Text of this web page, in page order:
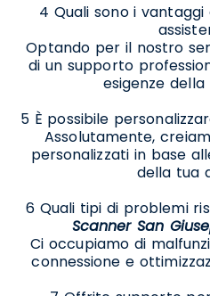
4 Quali sono i
Optando per il nostro
di un supporto
esigenze della
5 È possibile
Assolutamente,
personalizzati in base
della tua
6 Quali tipi di problemi
Scanner San
Ci occupiamo di
connessione e